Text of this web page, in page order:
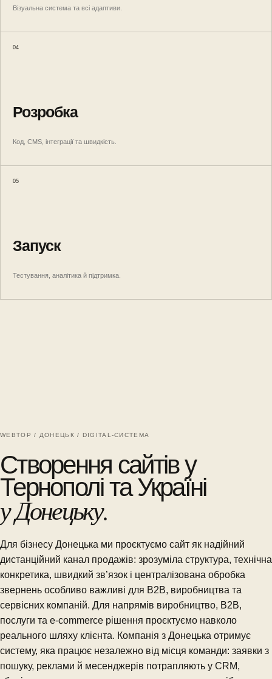
Візуальна система та всі адаптиви.
04
Розробка
Код, CMS, інтеграції та швидкість.
05
Запуск
Тестування, аналітика й підтримка.
WEBTOP / ДОНЕЦЬК / DIGITAL-СИСТЕМА
Створення сайтів у
Тернополі та Україні
у Донецьку.
Для бізнесу Донецька ми проєктуємо сайт як надійний
дистанційний канал продажів: зрозуміла структура, технічна
конкретика, швидкий зв’язок і централізована обробка
звернень особливо важливі для B2B, виробництва та
сервісних компаній. Для напрямів виробництво, B2B,
послуги та e-commerce рішення проєктуємо навколо
реального шляху клієнта. Компанія з Донецька отримує
систему, яка працює незалежно від місця команди: заявки з
пошуку, реклами й месенджерів потрапляють у CRM,